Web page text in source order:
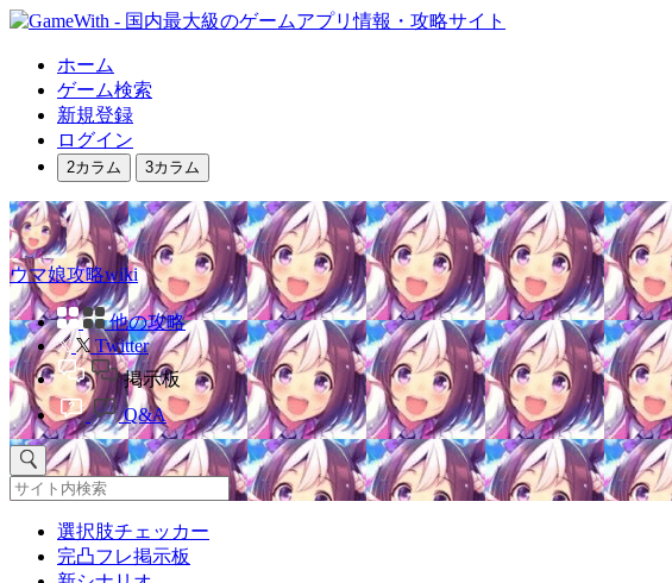
ホーム
ゲーム検索
新規登録
ログイン
2カラム 3カラム
ウマ娘攻略wiki
他の攻略
Twitter
掲示板
Q&A
選択肢チェッカー
完凸フレ掲示板